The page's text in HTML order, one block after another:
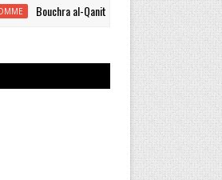
Bouchra al-Qanitrah banat tiktok 2025